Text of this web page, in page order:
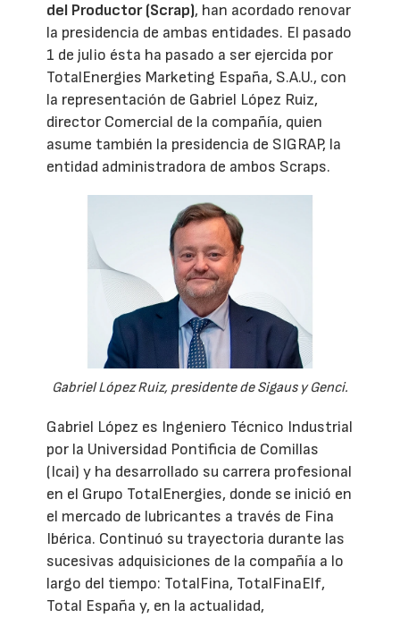
del Productor (Scrap), han acordado renovar
la presidencia de ambas entidades. El pasado
1 de julio ésta ha pasado a ser ejercida por
TotalEnergies Marketing España, S.A.U., con
la representación de Gabriel López Ruiz,
director Comercial de la compañía, quien
asume también la presidencia de SIGRAP, la
entidad administradora de ambos Scraps.
Gabriel López Ruiz, presidente de Sigaus y Genci.
Gabriel López es Ingeniero Técnico Industrial
por la Universidad Pontificia de Comillas
(Icai) y ha desarrollado su carrera profesional
en el Grupo TotalEnergies, donde se inició en
el mercado de lubricantes a través de Fina
Ibérica. Continuó su trayectoria durante las
sucesivas adquisiciones de la compañía a lo
largo del tiempo: TotalFina, TotalFinaElf,
Total España y, en la actualidad,